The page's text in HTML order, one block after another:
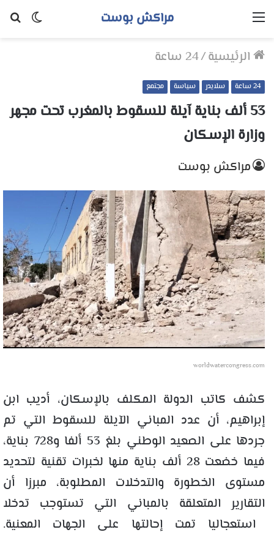
الوضع
مراكش بوست القائمة
الرئيسية/24 ساعة
24 ساعة سلايدر سياسة مجتمع
53 ألف بناية آيلة للسقوط بالمغرب تحت مجهر
وزارة الإسكان
مراكش بوست
worldwatercongress.com
كشف كاتب الدولة المكلف بالإسكان، أديب ابن
إبراهيم، أن عدد المباني الآيلة للسقوط التي تم
جردها على الصعيد الوطني بلغ 53 ألفا و728 بناية،
فيما خضعت 28 ألف بناية منها لخبرات تقنية لتحديد
مستوى الخطورة والتدخلات المطلوبة، مبرزا أن
التقارير المتعلقة بالمباني التي تستوجب تدخلا
استعجاليا تمت إحالتها على الجهات المعنية.